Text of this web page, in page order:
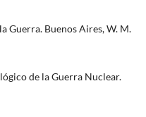
Guerra. Buenos Aires, W. M.
de la Guerra Nuclear.